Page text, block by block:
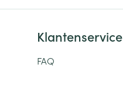
Klantenservice
FAQ